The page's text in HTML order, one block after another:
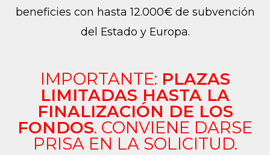
beneficies con hasta 12.000€ de subvención
del Estado y Europa.
IMPORTANTE: PLAZAS
LIMITADAS HASTA LA
FINALIZACIÓN DE LOS
FONDOS. CONVIENE DARSE
PRISA EN LA SOLICITUD.